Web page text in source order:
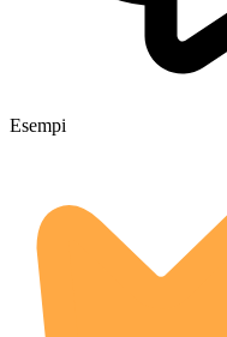
Esempi